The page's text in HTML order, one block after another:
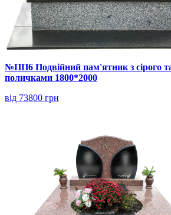
№ПП6 Подвійний пам'ятник з сірого
поличками 1800*2000
від 73800 грн